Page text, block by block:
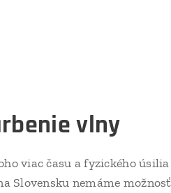
vlny
viac času a fyzického
Slovensku nemáme